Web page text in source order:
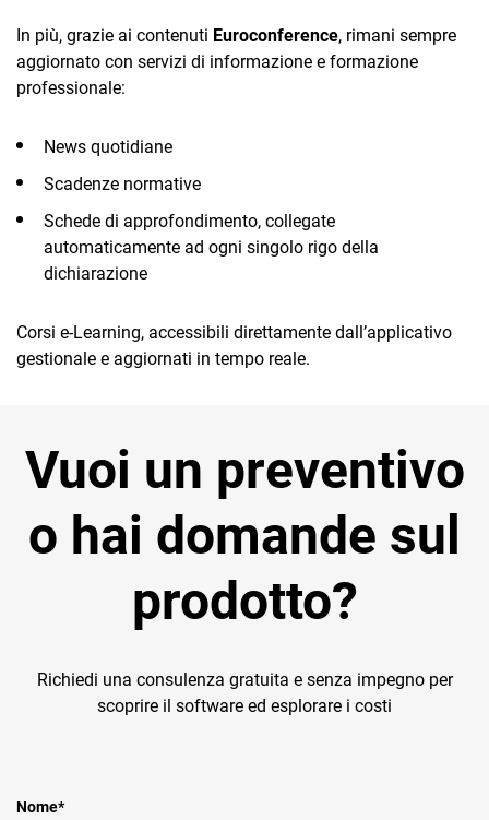
In più, grazie ai contenuti Euroconference, rimani sempre
aggiornato con servizi di informazione e formazione
professionale:
News quotidiane
Scadenze normative
Schede di approfondimento, collegate
automaticamente ad ogni singolo rigo della
dichiarazione
Corsi e-Learning, accessibili direttamente dall’applicativo
gestionale e aggiornati in tempo reale.
Vuoi un preventivo
o hai domande sul
prodotto?
Richiedi una consulenza gratuita e senza impegno per
scoprire il software ed esplorare i costi
Nome*